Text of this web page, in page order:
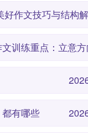
作文技巧与结构
训练重点：立意方
有哪些